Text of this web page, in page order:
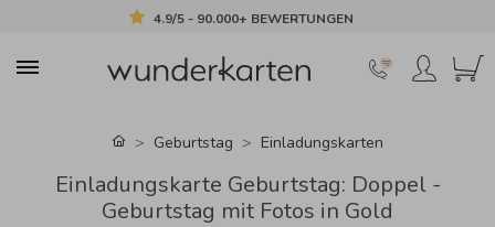
4.9/5 - 90.000+ BEWERTUNGEN
Geburtstag Einladungskarten
Einladungskarte Geburtstag: Doppel -
Geburtstag mit Fotos in Gold